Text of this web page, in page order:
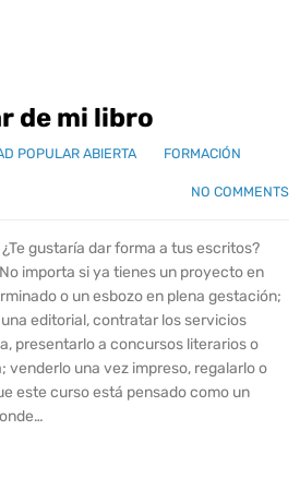
de mi libro
POPULAR ABIERTA FORMACIÓN
NO COMMENTS
gustaría dar forma a tus escritos?
importa si ya tienes un proyecto en
o un esbozo en plena gestación;
editorial, contratar los servicios
presentarlo a concursos literarios o
una vez impreso, regalarlo o
este curso está pensado como un